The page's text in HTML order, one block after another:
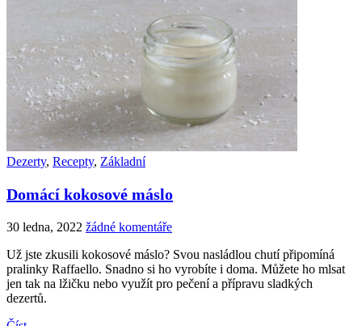
Dezerty, Recepty, Základní
Domácí kokosové máslo
30 ledna, 2022 žádné komentáře
Už jste zkusili kokosové máslo? Svou nasládlou chutí připomíná
pralinky Raffaello. Snadno si ho vyrobíte i doma. Můžete ho mlsat
jen tak na lžičku nebo využít pro pečení a přípravu sladkých
dezertů.